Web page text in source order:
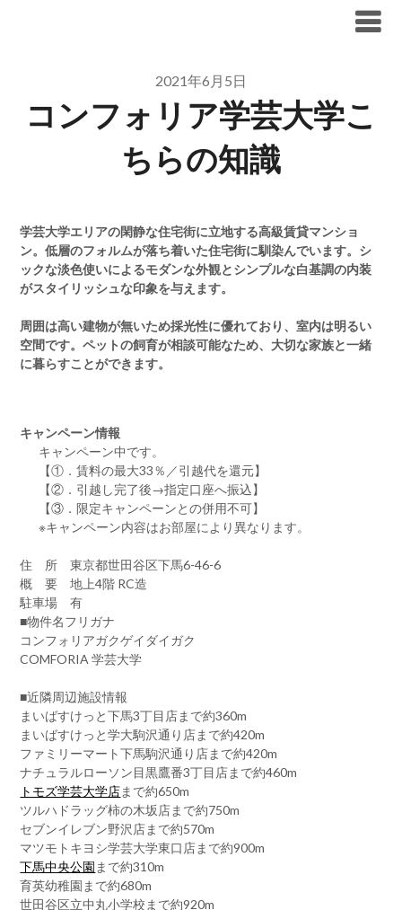
2021年6月5日
コンフォリア学芸大学こ
ちらの知識
学芸大学エリアの閑静な住宅街に立地する高級賃貸マンショ
ン。低層のフォルムが落ち着いた住宅街に馴染んでいます。シ
ックな淡色使いによるモダンな外観とシンプルな白基調の内装
がスタイリッシュな印象を与えます。
周囲は高い建物が無いため採光性に優れており、室内は明るい
空間です。ペットの飼育が相談可能なため、大切な家族と一緒
に暮らすことができます。
キャンペーン情報
キャンペーン中です。
【①．賃料の最大33％／引越代を還元】
【②．引越し完了後→指定口座へ振込】
【③．限定キャンペーンとの併用不可】
※キャンペーン内容はお部屋により異なります。
住 所 東京都世田谷区下馬6-46-6
概 要 地上4階 RC造
駐車場 有
■物件名フリガナ
コンフォリアガクゲイダイガク
COMFORIA 学芸大学
■近隣周辺施設情報
まいばすけっと下馬3丁目店まで約360m
まいばすけっと学大駒沢通り店まで約420m
ファミリーマート下馬駒沢通り店まで約420m
ナチュラルローソン目黒鷹番3丁目店まで約460m
トモズ学芸大学店まで約650m
ツルハドラッグ柿の木坂店まで約750m
セブンイレブン野沢店まで約570m
マツモトキヨシ学芸大学東口店まで約900m
下馬中央公園 まで約310m
育英幼稚園まで約680m
世田谷区立中丸小学校まで約920m